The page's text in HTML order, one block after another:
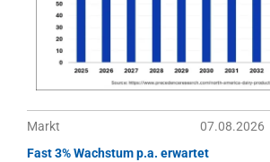
Markt
07.08.2026
Fast 3% Wachstum p.a. erwartet